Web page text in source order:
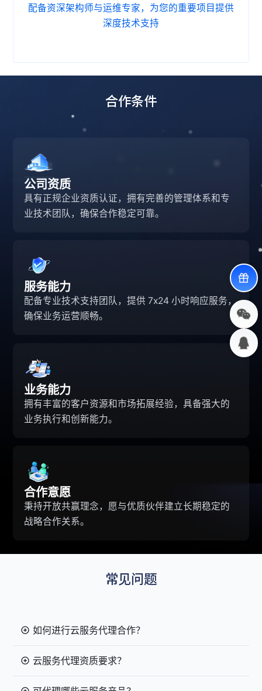
配备资深架构师与运维专家，为您的重要项目提供
深度技术支持
合作条件
公司资质
具有正规企业资质认证，拥有完善的管理体系和专
业技术团队，确保合作稳定可靠。
服务能力
配备专业技术支持团队，提供 7x24 小时响应服务，
确保业务运营顺畅。
业务能力
拥有丰富的客户资源和市场拓展经验，具备强大的
业务执行和创新能力。
合作意愿
秉持开放共赢理念，愿与优质伙伴建立长期稳定的
战略合作关系。
常见问题
如何进行云服务代理合作？
云服务代理资质要求？